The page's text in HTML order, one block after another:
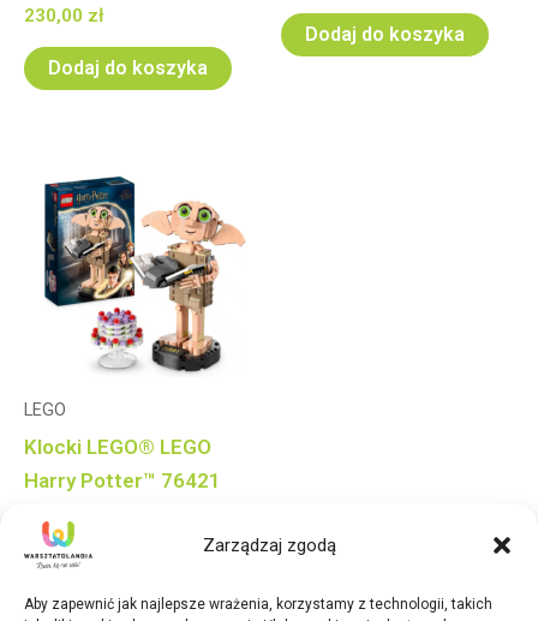
Zarządzaj zgodą
Aby zapewnić jak najlepsze wrażenia, korzystamy z technologii, takich
230,00 zł
Dodaj do koszyka
Dodaj do koszyka
LEGO
Klocki LEGO® LEGO
Harry Potter™ 76421
Zgredek™